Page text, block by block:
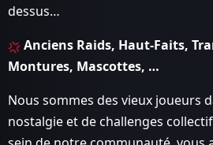
dessus…
Anciens Raids, Haut-Faits,
Montures, Mascottes, …
Nous sommes des vieux joueurs
nostalgie et de challenges